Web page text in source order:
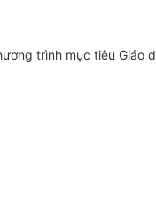
trình mục tiêu Giáo d